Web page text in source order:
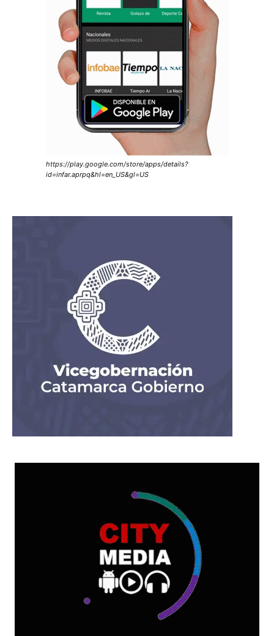
https://play.google.com/store/apps/details?
id=infar.aprpq&hl=en_US&gl=US